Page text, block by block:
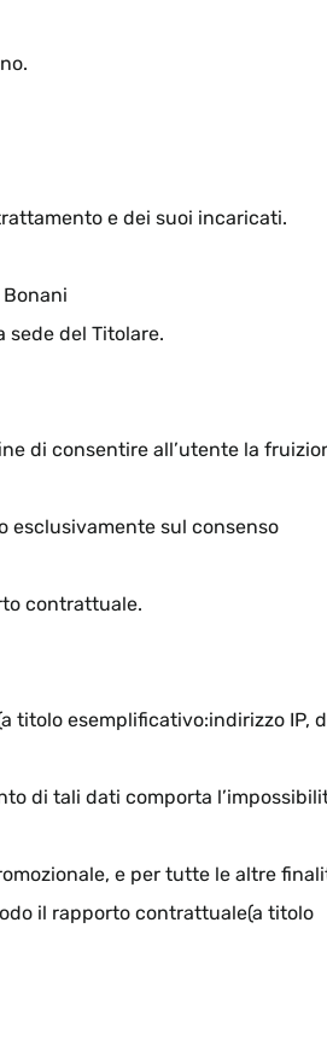
e dei suoi incaricati.
sede del Titolare.
di consentire all’utente la
esclusivamente sul consenso
contrattuale.
titolo esemplificativo:indirizzo IP,
di tali dati comporta
e per tutte le altre
il rapporto contrattuale(a titolo